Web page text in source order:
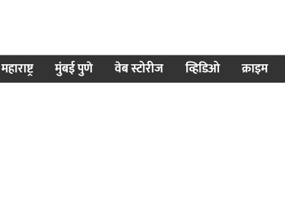
महाराष्ट्र मुंबई पुणे वेब स्टोरीज व्हिडिओ क्राइम